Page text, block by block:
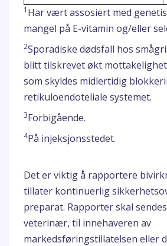
1 Har vært assosiert med
mangel på E-vitamin og/eller
2Sporadiske dødsfall hos
blitt tilskrevet økt
som skyldes midlertidig
retikuloendoteliale systemet.
3Forbigående.
4På injeksjonsstedet.
Det er viktig å rapportere
tillater kontinuerlig
preparat. Rapporter skal
veterinær, til innehaveren av
markedsføringstillatelsen eller